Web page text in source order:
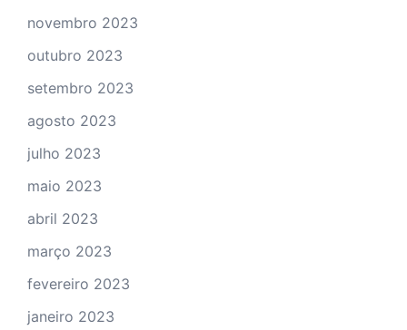
novembro 2023
outubro 2023
setembro 2023
agosto 2023
julho 2023
maio 2023
abril 2023
março 2023
fevereiro 2023
janeiro 2023